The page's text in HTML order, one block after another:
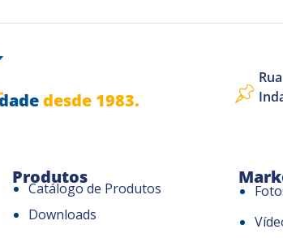
desde 1983.
Produtos
Catálogo de Produtos
Downloads